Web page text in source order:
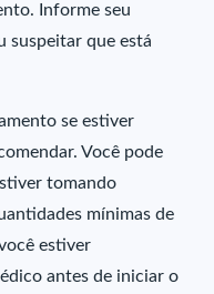
Informe seu
suspeitar que está
se estiver
Você pode
tomando
mínimas de
estiver
antes de iniciar o